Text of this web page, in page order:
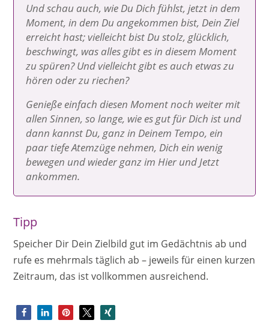
Und schau auch, wie Du Dich fühlst, jetzt in dem
Moment, in dem Du angekommen bist, Dein Ziel
erreicht hast; vielleicht bist Du stolz, glücklich,
beschwingt, was alles gibt es in diesem Moment
zu spüren? Und vielleicht gibt es auch etwas zu
hören oder zu riechen?
Genieße einfach diesen Moment noch weiter mit
allen Sinnen, so lange, wie es gut für Dich ist und
dann kannst Du, ganz in Deinem Tempo, ein
paar tiefe Atemzüge nehmen, Dich ein wenig
bewegen und wieder ganz im Hier und Jetzt
ankommen.
Tipp
Speicher Dir Dein Zielbild gut im Gedächtnis ab und
rufe es mehrmals täglich ab – jeweils für einen kurzen
Zeitraum, das ist vollkommen ausreichend.